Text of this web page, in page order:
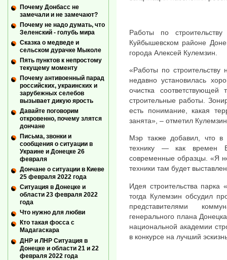
Работы по
Куйбышевском районе
города Алексей Кулемзин.
«Работы по строительству
недавно установилась
очистка
строительные работы.
есть понимание, какая
занята», – отметил
Мэр также добавил, что в
технику — как времен
современные образцы. «Я
техники там будет
Идея строительства парка
тогда Кулемзин обсудил
представителями
генерального плана
национальной академии
в конкурсе на лучший
Почему Донбасс не
замечали и не замечают?
Почему не надо думать, что
Зеленский - голубь мира
Сказка о медведе и
сельском дурачке Мыколе
Пять пунктов к непростому
текущему моменту
Почему антивоенный парад
российских, украинских и
зарубежных селебов
вызывает дикую ярость
Давайте поговорим
откровенно, почему злятся
дончане
Письма, звонки и
сообщения о ситуации в
Украине и Донецке 26
февраля
Дончане о ситуации в Киеве
25 февраля 2022 года
Ситуация в Донецке и
области 23 февраля 2022
года
Что нужно для любви
Кто такая фосса с
Мадагаскара
ДНР и ЛНР Ситуация в
Донецке и области 21 и 22
февраля 2022 года